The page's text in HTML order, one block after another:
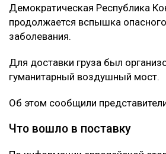
Демократическая Республика
продолжается вспышка
заболевания.
Для доставки груза был
гуманитарный воздушный мост.
Об этом сообщили
Что вошло в поставку